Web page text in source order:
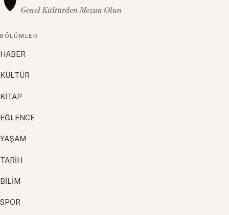
Genel Kültürden Mezun Olun
BÖLÜMLER
HABER
KÜLTÜR
KİTAP
EĞLENCE
YAŞAM
TARİH
BİLİM
SPOR